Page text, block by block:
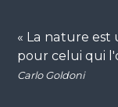
« La nature est
pour celui qui
Carlo Goldoni